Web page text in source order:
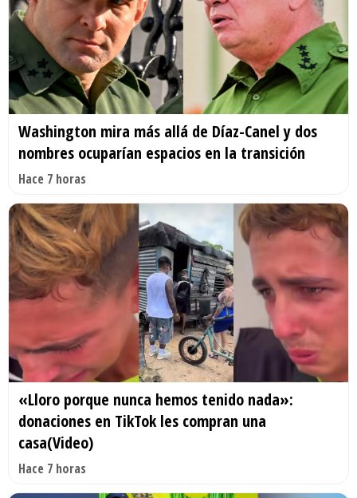
Washington mira más allá de Díaz-Canel y dos
nombres ocuparían espacios en la transición
Hace 7 horas
«Lloro porque nunca hemos tenido nada»:
donaciones en TikTok les compran una
casa(Video)
Hace 7 horas